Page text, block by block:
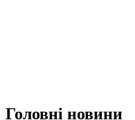
Головні новини